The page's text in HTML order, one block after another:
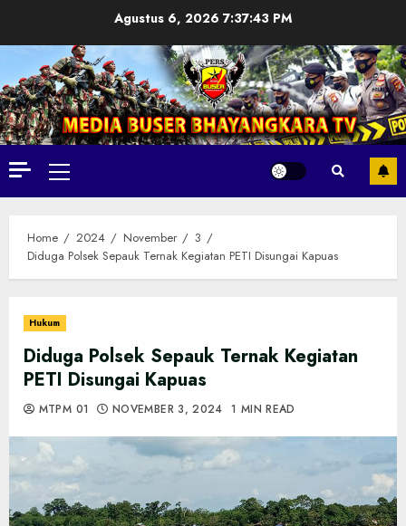
Agustus 6, 2026 7:37:45 PM
Primary
Menu
Home 2024 November
3
Diduga Polsek Sepauk Ternak Kegiatan PETI Disungai Kapuas
Hukum
Diduga Polsek Sepauk Ternak Kegiatan
PETI Disungai Kapuas
MTPM 01 NOVEMBER 3, 2024 1 MIN READ